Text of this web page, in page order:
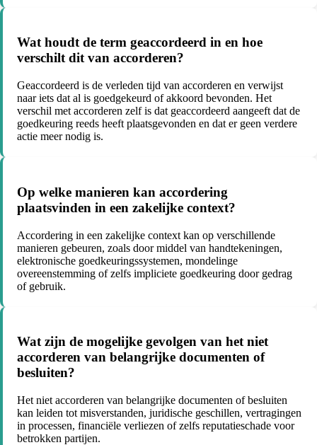
Wat houdt de term geaccordeerd in en hoe
verschilt dit van accorderen?
Geaccordeerd is de verleden tijd van accorderen en verwijst
naar iets dat al is goedgekeurd of akkoord bevonden. Het
verschil met accorderen zelf is dat geaccordeerd aangeeft dat de
goedkeuring reeds heeft plaatsgevonden en dat er geen verdere
actie meer nodig is.
Op welke manieren kan accordering
plaatsvinden in een zakelijke context?
Accordering in een zakelijke context kan op verschillende
manieren gebeuren, zoals door middel van handtekeningen,
elektronische goedkeuringssystemen, mondelinge
overeenstemming of zelfs impliciete goedkeuring door gedrag
of gebruik.
Wat zijn de mogelijke gevolgen van het niet
accorderen van belangrijke documenten of
besluiten?
Het niet accorderen van belangrijke documenten of besluiten
kan leiden tot misverstanden, juridische geschillen, vertragingen
in processen, financiële verliezen of zelfs reputatieschade voor
betrokken partijen.